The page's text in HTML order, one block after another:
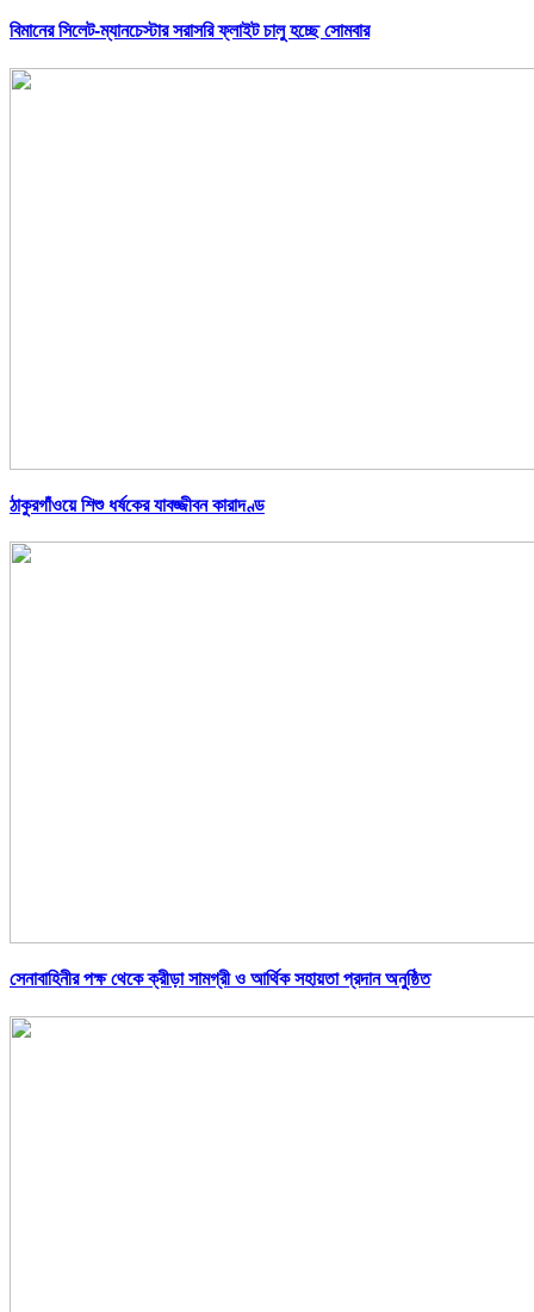
বিমানের সিলেট-ম্যানচেস্টার সরাসরি ফ্লাইট চালু হচ্ছে সোমবার
ঠাকুরগাঁওয়ে শিশু ধর্ষকের যাবজ্জীবন কারাদণ্ড
সেনাবাহিনীর পক্ষ থেকে ক্রীড়া সামগ্রী ও আর্থিক সহায়তা প্রদান অনুষ্ঠিত